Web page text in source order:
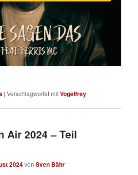
|Verschlagwortet mitVogelfrey
Air 2024 – Teil
2024vonSven Bähr